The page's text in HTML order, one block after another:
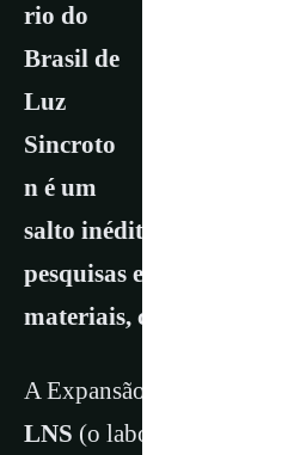
rio do
Brasil de
Luz
Sincroto
n é um
salto inédito do país
pesquisas em saúde,
materiais, clima e
A Expansão do
LNS (o laboratório de luz